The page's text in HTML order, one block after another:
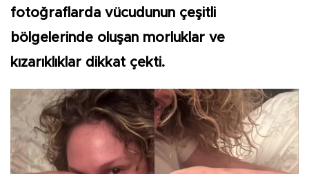
fotoğraflarda vücudunun çeşitli
bölgelerinde oluşan morluklar ve
kızarıklıklar dikkat çekti.